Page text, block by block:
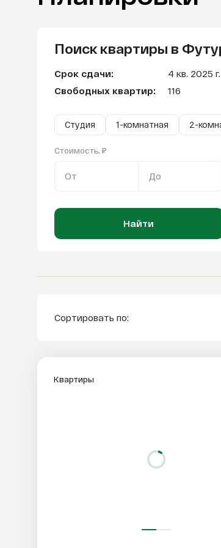
Поиск квартиры в
Срок сдачи:
4 кв. 2025 г.
Свободных квартир:
116
Студия 1-комнатная 2-
Стоимость, ₽
От До
Найти
Сортировать по:
Квартиры